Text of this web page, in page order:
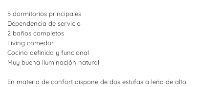
5 dormitorios principales
Dependencia de servicio
2 baños completos
Living comedor
Cocina definida y funcional
Muy buena iluminación natural
En materia de confort dispone de dos estufas a leña de alto